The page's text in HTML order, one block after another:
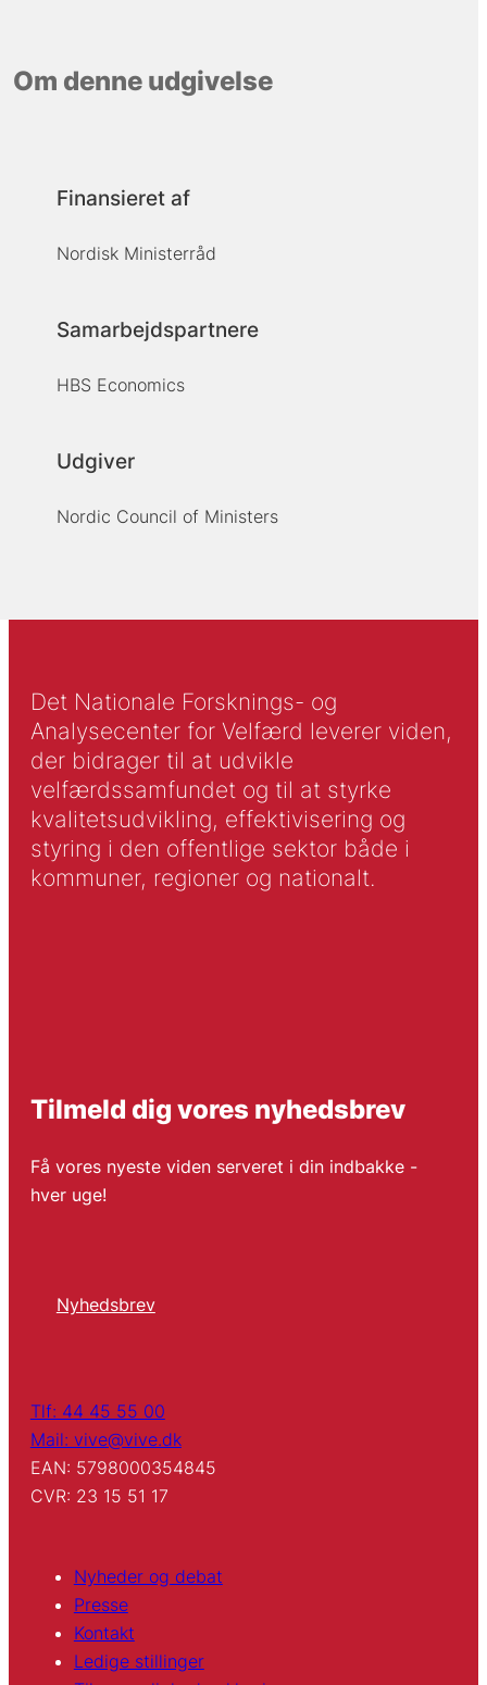
Om denne udgivelse
Finansieret af
Nordisk Ministerråd
Samarbejdspartnere
HBS Economics
Udgiver
Nordic Council of Ministers
Det Nationale Forsknings- og
Analysecenter for Velfærd leverer viden,
der bidrager til at udvikle
velfærdssamfundet og til at styrke
kvalitetsudvikling, effektivisering og
styring i den offentlige sektor både i
kommuner, regioner og nationalt.
Tilmeld dig vores nyhedsbrev
Få vores nyeste viden serveret i din indbakke -
hver uge!
Nyhedsbrev
Tlf: 44 45 55 00
Mail: vive@vive.dk
EAN: 5798000354845
CVR: 23 15 51 17
Nyheder og debat
Presse
Kontakt
Ledige stillinger